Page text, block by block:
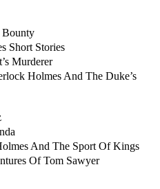
Short Stories
Murderer
Holmes And The Duke’s
And The Sport Of Kings
Of Tom Sawyer